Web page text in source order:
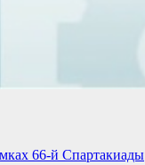
66-й Спартакиады